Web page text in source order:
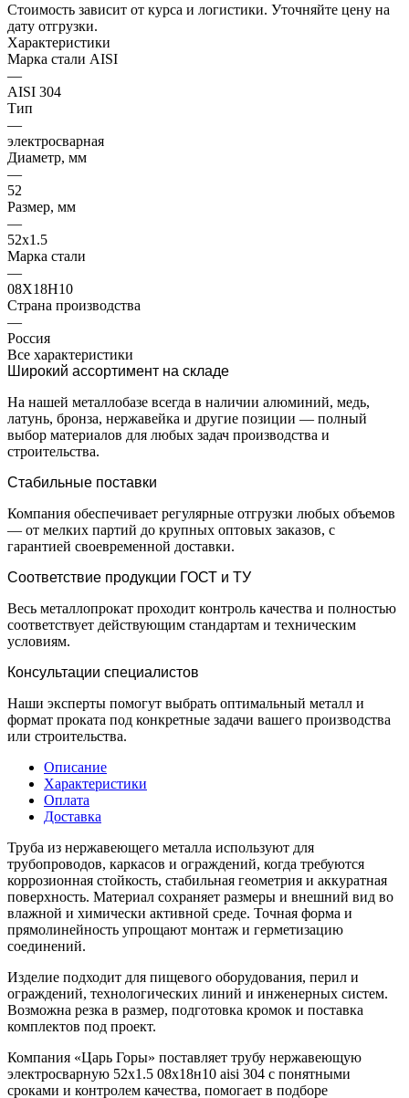
Стоимость зависит от курса и логистики. Уточняйте цену на
дату отгрузки.
Характеристики
Марка стали AISI
—
AISI 304
Тип
—
электросварная
Диаметр, мм
—
52
Размер, мм
—
52х1.5
Марка стали
—
08Х18Н10
Страна производства
—
Россия
Все характеристики
Широкий ассортимент на складе
На нашей металлобазе всегда в наличии алюминий, медь,
латунь, бронза, нержавейка и другие позиции — полный
выбор материалов для любых задач производства и
строительства.
Стабильные поставки
Компания обеспечивает регулярные отгрузки любых объемов
— от мелких партий до крупных оптовых заказов, с
гарантией своевременной доставки.
Соответствие продукции ГОСТ и ТУ
Весь металлопрокат проходит контроль качества и полностью
соответствует действующим стандартам и техническим
условиям.
Консультации специалистов
Наши эксперты помогут выбрать оптимальный металл и
формат проката под конкретные задачи вашего производства
или строительства.
Описание
Характеристики
Оплата
Доставка
Труба из нержавеющего металла используют для
трубопроводов, каркасов и ограждений, когда требуются
коррозионная стойкость, стабильная геометрия и аккуратная
поверхность. Материал сохраняет размеры и внешний вид во
влажной и химически активной среде. Точная форма и
прямолинейность упрощают монтаж и герметизацию
соединений.
Изделие подходит для пищевого оборудования, перил и
ограждений, технологических линий и инженерных систем.
Возможна резка в размер, подготовка кромок и поставка
комплектов под проект.
Компания «Царь Горы» поставляет трубу нержавеющую
электросварную 52х1.5 08х18н10 aisi 304 с понятными
сроками и контролем качества, помогает в подборе